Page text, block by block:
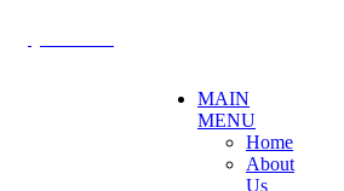
MAIN
MENU
Home
About
Us